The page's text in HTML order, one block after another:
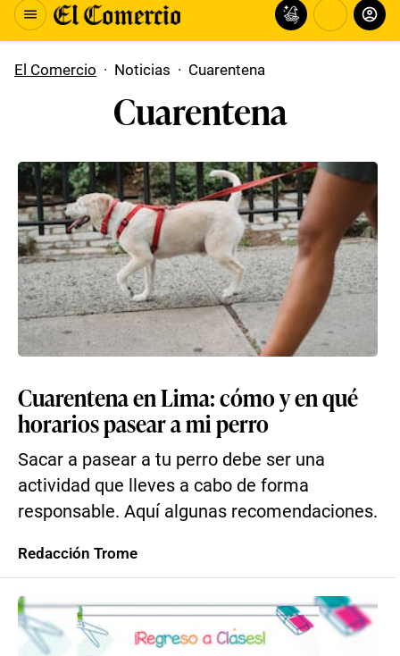
El Comercio · Noticias · Cuarentena
Cuarentena
Cuarentena en Lima: cómo y en qué
horarios pasear a mi perro
Sacar a pasear a tu perro debe ser una
actividad que lleves a cabo de forma
responsable. Aquí algunas recomendaciones.
Redacción Trome